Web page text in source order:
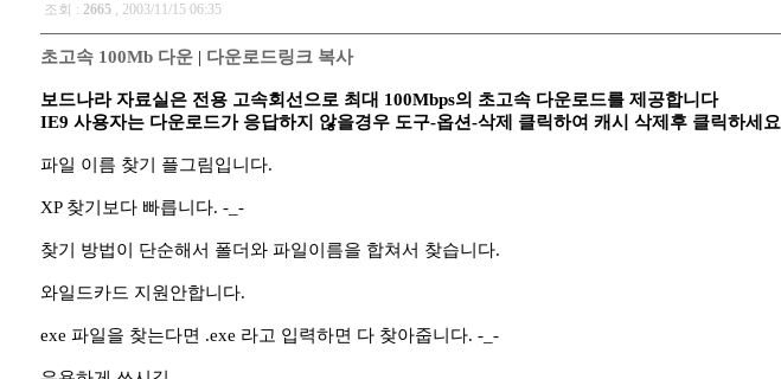
조회 : 2665 , 2003/11/15 06:35
초고속 100Mb 다운 | 다운로드링크 복사
보드나라 자료실은 전용 고속회선으로 최대 100Mbps의 초고속 다운로드를 제공합니다
IE9 사용자는 다운로드가 응답하지 않을경우 도구-옵션-삭제 클릭하여 캐시 삭제후 클릭하세요
파일 이름 찾기 플그림입니다.
XP 찾기보다 빠릅니다. -_-
찾기 방법이 단순해서 폴더와 파일이름을 합쳐서 찾습니다.
와일드카드 지원안합니다.
exe 파일을 찾는다면 .exe 라고 입력하면 다 찾아줍니다. -_-